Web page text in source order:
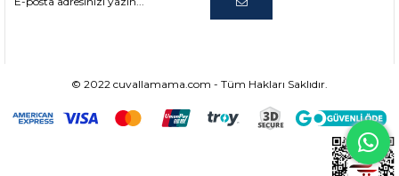
© 2022 cuvallamama.com - Tüm Hakları Saklıdır.